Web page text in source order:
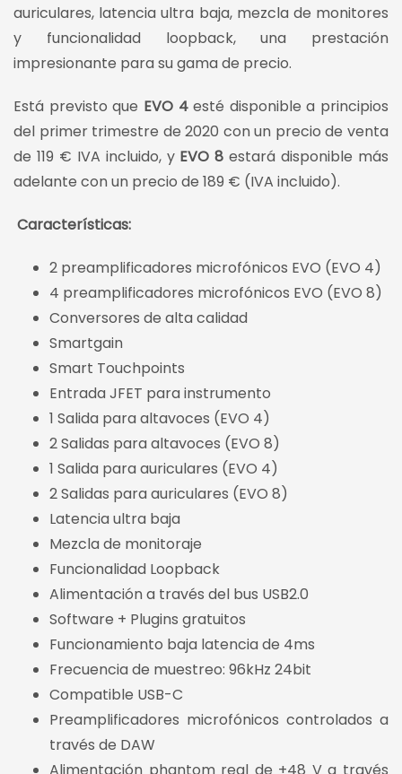
auriculares, latencia ultra baja, mezcla de monitores
y funcionalidad loopback, una prestación
impresionante para su gama de precio.
Está previsto que EVO 4esté disponible a principios
del primer trimestre de 2020 con un precio de venta
de 119 € IVA incluido, y EVO 8 estará disponible más
adelante con un precio de 189 € (IVA incluido).
Características:
2 preamplificadores microfónicos EVO (EVO 4)
4 preamplificadores microfónicos EVO (EVO 8)
Conversores de alta calidad
Smartgain
Smart Touchpoints
Entrada JFET para instrumento
1 Salida para altavoces (EVO 4)
2 Salidas para altavoces (EVO 8)
1 Salida para auriculares (EVO 4)
2 Salidas para auriculares (EVO 8)
Latencia ultra baja
Mezcla de monitoraje
Funcionalidad Loopback
Alimentación a través del bus USB2.0
Software + Plugins gratuitos
Funcionamiento baja latencia de 4ms
Frecuencia de muestreo: 96kHz 24bit
Compatible USB-C
Preamplificadores microfónicos controlados a
través de DAW